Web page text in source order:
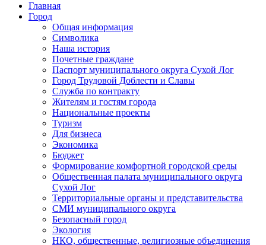
Главная
Город
Общая информация
Символика
Наша история
Почетные граждане
Паспорт муниципального округа Сухой Лог
Город Трудовой Доблести и Славы
Служба по контракту
Жителям и гостям города
Национальные проекты
Туризм
Для бизнеса
Экономика
Бюджет
Формирование комфортной городской среды
Общественная палата муниципального округа
Сухой Лог
Территориальные органы и представительства
СМИ муниципального округа
Безопасный город
Экология
НКО, общественные, религиозные объединения